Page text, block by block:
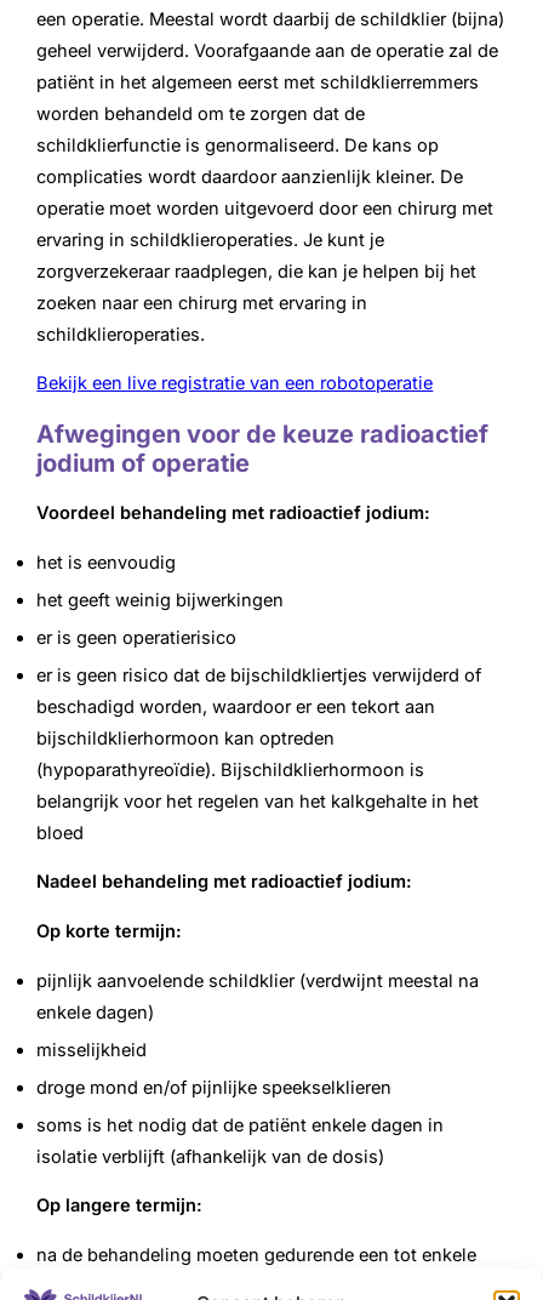
een operatie. Meestal wordt daarbij de schildklier (bijna)
geheel verwijderd. Voorafgaande aan de operatie zal de
patiënt in het algemeen eerst met schildklierremmers
worden behandeld om te zorgen dat de
schildklierfunctie is genormaliseerd. De kans op
complicaties wordt daardoor aanzienlijk kleiner. De
operatie moet worden uitgevoerd door een chirurg met
ervaring in schildklieroperaties. Je kunt je
zorgverzekeraar raadplegen, die kan je helpen bij het
zoeken naar een chirurg met ervaring in
schildklieroperaties.
Bekijk een live registratie van een robotoperatie
Afwegingen voor de keuze radioactief
jodium of operatie
Voordeel behandeling met radioactief jodium:
het is eenvoudig
het geeft weinig bijwerkingen
er is geen operatierisico
er is geen risico dat de bijschildkliertjes verwijderd of
beschadigd worden, waardoor er een tekort aan
bijschildklierhormoon kan optreden
(hypoparathyreoïdie). Bijschildklierhormoon is
belangrijk voor het regelen van het kalkgehalte in het
bloed
Nadeel behandeling met radioactief jodium:
Op korte termijn:
pijnlijk aanvoelende schildklier (verdwijnt meestal na
enkele dagen)
misselijkheid
droge mond en/of pijnlijke speekselklieren
soms is het nodig dat de patiënt enkele dagen in
isolatie verblijft (afhankelijk van de dosis)
Op langere termijn:
na de behandeling moeten gedurende een tot enkele
weken de contacten met kinderen worden beperkt en